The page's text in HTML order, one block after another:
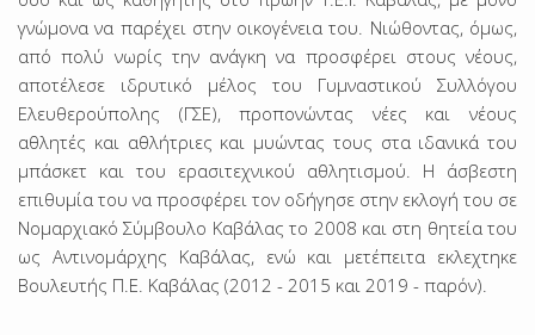
γνώμονα να παρέχει στην οικογένεια του. Νιώθοντας, όμως,
από πολύ νωρίς την ανάγκη να προσφέρει στους νέους,
αποτέλεσε ιδρυτικό μέλος του Γυμναστικού Συλλόγου
Ελευθερούπολης (ΓΣΕ), προπονώντας νέες και νέους
αθλητές και αθλήτριες και μυώντας τους στα ιδανικά του
μπάσκετ και του ερασιτεχνικού αθλητισμού. Η άσβεστη
επιθυμία του να προσφέρει τον οδήγησε στην εκλογή του σε
Νομαρχιακό Σύμβουλο Καβάλας το 2008 και στη θητεία του
ως Αντινομάρχης Καβάλας, ενώ και μετέπειτα εκλεχτηκε
Βουλευτής Π.Ε. Καβάλας (2012 - 2015 και 2019 - παρόν).